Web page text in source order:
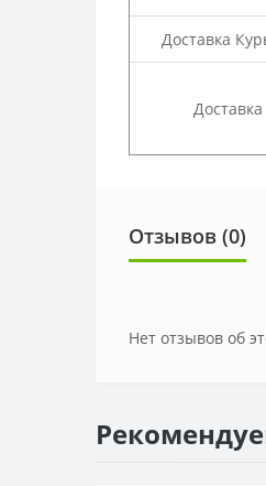
Доставка
Отзывов (0)
Нет отзывов об